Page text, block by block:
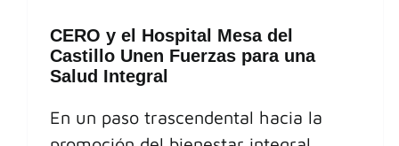
CERO y el Hospital Mesa del
Castillo Unen Fuerzas para una
Salud Integral
En un paso trascendental hacia la